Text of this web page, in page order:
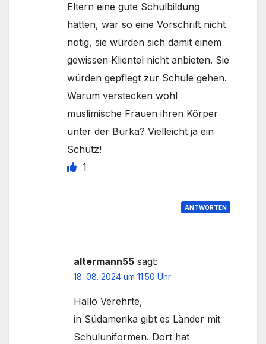
Eltern eine gute Schulbildung
hätten, wär so eine Vorschrift nicht
nötig, sie würden sich damit einem
gewissen Klientel nicht anbieten. Sie
würden gepflegt zur Schule gehen.
Warum verstecken wohl
muslimische Frauen ihren Körper
unter der Burka? Vielleicht ja ein
Schutz!
1
ANTWORTEN
altermann55 sagt:
18. 08. 2024 um 11:50 Uhr
Hallo Verehrte,
in Südamerika gibt es Länder mit
Schuluniformen. Dort hat